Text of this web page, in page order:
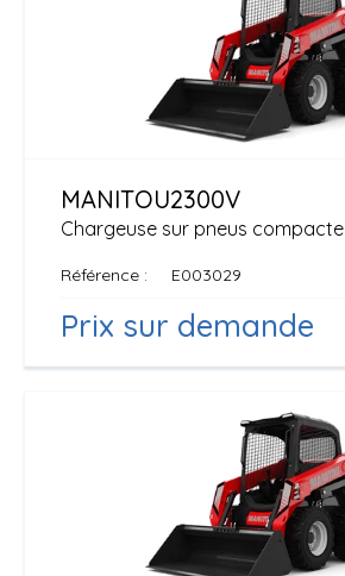
Chargeuse sur pneus compacte
MANITOU2300V
Référence E003029
Prix sur demande